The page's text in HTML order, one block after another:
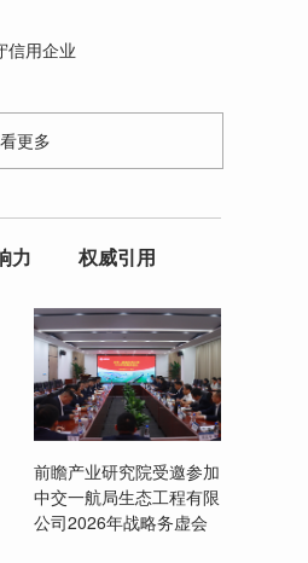
信用企业
更多
力 权威引用
前瞻产业研究院受邀参加
中交一航局生态工程有限
公司2026年战略务虚会